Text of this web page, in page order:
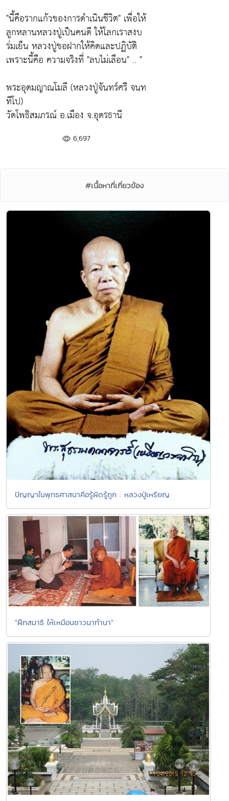
"นี้คือรากแก้วของการดำเนินชีวิต" เพื่อให้
ลูกหลานหลวงปู่เป็นคนดี ให้โลกเราสงบ
ร่มเย็น หลวงปู่ขอฝากให้คิดและปฏิบัติ
เพราะนี้คือ ความจริงที่ "ลบไม่เลือน" .. "
พระอุดมญาณโมลี (หลวงปู่จันทร์ศรี จนฺท
ทีโป)
วัดโพธิสมภรณ์ อ.เมือง จ.อุดรธานี
6,697
#เนื้อหาที่เกี่ยวข้อง
ปัญญาในพุทธศาสนาคือรู้ผิดรู้ถูก : หลวงปู่เหรียญ
"ฝึกสมาธิ ให้เหมือนชาวนาทำนา"